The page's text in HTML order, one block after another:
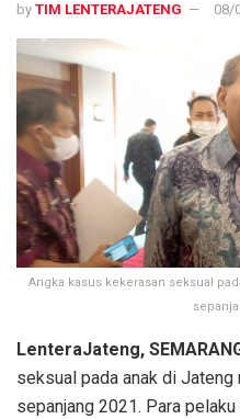
by TIM LENTERAJATENG 08/
Angka kasus kekerasan seksual
LenteraJateng,
seksual pada anak di
sepanjang 2021. Para